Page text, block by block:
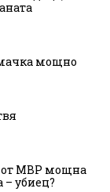
мощно
от МВР мощна
– убиец?